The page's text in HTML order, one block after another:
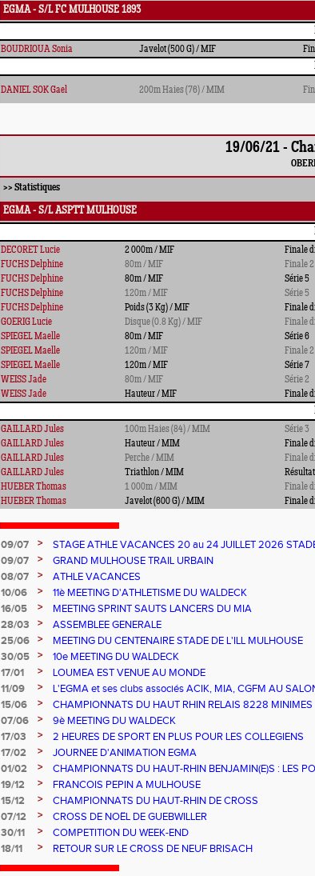
EGMA - S/L FC MULHOUSE 1893
BOUDRIOUA Sonia Javelot (500 G) / MIF
DANIEL SOK Gael 200m Haies (76) / MIM
19/06/21 -
>> Statistiques
EGMA - S/L ASPTT MULHOUSE
DECORET Lucie 2 000m / MIF Finale
FUCHS Delphine
80m / MIF Finale 2
FUCHS Delphine
80m / MIF Série 5
FUCHS Delphine
120m / MIF Série 5
FUCHS Delphine
Poids (3 Kg) / MIF Finale
GOERIG Lucie
Disque (0.8 Kg) / MIF Finale
SPIEGEL Maelle
80m / MIF Série 6
SPIEGEL Maelle
120m / MIF Finale 2
SPIEGEL Maelle
120m / MIF Série 7
WEISS Jade
80m / MIF Série 2
WEISS Jade
Hauteur / MIF Finale
GAILLARD Jules 100m Haies (84) / MIM Série 3
GAILLARD Jules
Hauteur / MIM Finale
GAILLARD Jules
Perche / MIM Finale
GAILLARD Jules
Triathlon / MIM Résultat
HUEBER Thomas
1 000m / MIM Finale
HUEBER Thomas
Javelot (600 G) / MIM Finale
09/07 >
STAGE ATHLE VACANCES 20 au 24 JUILLET 2026
MULHOUSE
09/07 >
GRAND MULHOUSE TRAIL URBAIN
08/07
>
ATHLE VACANCES
10/06
>
11è MEETING D'ATHLETISME DU WALDECK
16/05
>
MEETING SPRINT SAUTS LANCERS DU MIA
28/03
>
ASSEMBLEE GENERALE
25/06
>
MEETING DU CENTENAIRE STADE DE L'ILL MULHOUSE
30/05
>
10e MEETING DU WALDECK
17/01
>
LOUMEA EST VENUE AU MONDE
11/09
>
L'EGMA et ses clubs associés ACIK, MIA, CGFM AU
EXPLOR'ASSO
15/06 >
CHAMPIONNATS DU HAUT RHIN RELAIS 8228 MINIMES
07/06
>
9è MEETING DU WALDECK
17/03
>
2 HEURES DE SPORT EN PLUS POUR LES COLLEGIENS
17/02
>
JOURNEE D'ANIMATION EGMA
01/02
>
CHAMPIONNATS DU HAUT-RHIN BENJAMIN(E)S : LES
EGMA
19/12 >
FRANCOIS PEPIN A MULHOUSE
15/12
>
CHAMPIONNATS DU HAUT-RHIN DE CROSS
07/12
>
CROSS DE NOËL DE GUEBWILLER
30/11
>
COMPETITION DU WEEK-END
18/11
> RETOUR SUR LE CROSS DE NEUF BRISACH